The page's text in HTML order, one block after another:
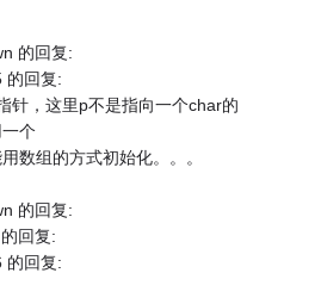
的回复:
的回复:
针，这里p不是指向一个char的
个
数组的方式初始化。。。
的回复:
回复:
的回复: